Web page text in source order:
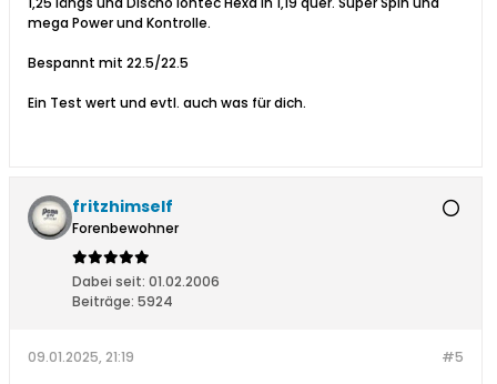
mega Power und Kontrolle.
Bespannt mit 22.5/22.5
Ein Test wert und evtl. auch was für dich.
fritzhimself
Forenbewohner
Dabei seit: 01.02.2006
Beiträge: 5924
#5
09.01.2025, 21:19